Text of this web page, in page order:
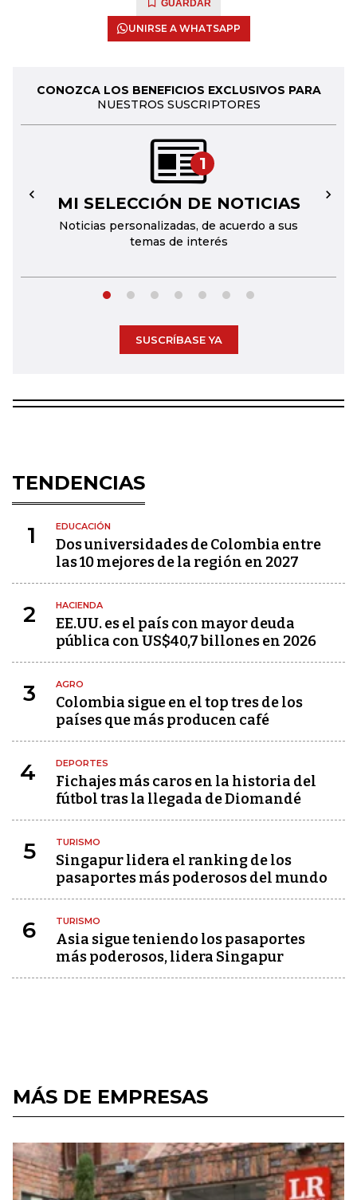
GUARDAR
UNIRSE A WHATSAPP
CONOZCA LOS BENEFICIOS EXCLUSIVOS PARA
NUESTROS SUSCRIPTORES
1
MI SELECCIÓN DE NOTICIAS
Noticias personalizadas, de acuerdo a sus
temas de interés
← →
SUSCRÍBASE YA
TENDENCIAS
1 EDUCACIÓN
Dos universidades de Colombia entre
las 10 mejores de la región en 2027
2 HACIENDA
EE.UU. es el país con mayor deuda
pública con US$40,7 billones en 2026
3 AGRO
Colombia sigue en el top tres de los
países que más producen café
4 DEPORTES
Fichajes más caros en la historia del
fútbol tras la llegada de Diomandé
5 TURISMO
Singapur lidera el ranking de los
pasaportes más poderosos del mundo
6 TURISMO
Asia sigue teniendo los pasaportes
más poderosos, lidera Singapur
MÁS DE EMPRESAS